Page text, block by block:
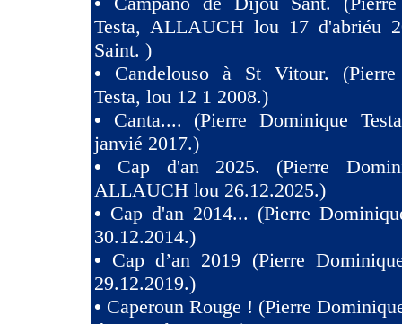
Testa, ALLAUCH lou 17 d'abriéu
Saint. )
• Candelouso à St Vitour. (Pierre
Testa, lou 12 1 2008.)
• Canta.... (Pierre Dominique
janvié 2017.)
• Cap d'an 2025. (Pierre
ALLAUCH lou 26.12.2025.)
• Cap d'an 2014... (Pierre
30.12.2014.)
• Cap d’an 2019 (Pierre
29.12.2019.)
• Caperoun Rouge ! (Pierre